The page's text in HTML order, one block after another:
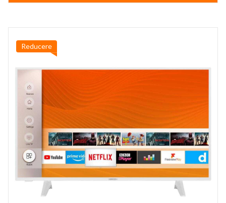
1.199,99 lei.
Reducere